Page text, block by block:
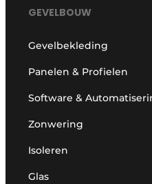
GEVELBOUW
Gevelbekleding
Panelen & Profielen
Software &
Zonwering
Isoleren
Glas